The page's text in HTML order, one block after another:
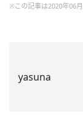
※この記事は2020年06
yasuna